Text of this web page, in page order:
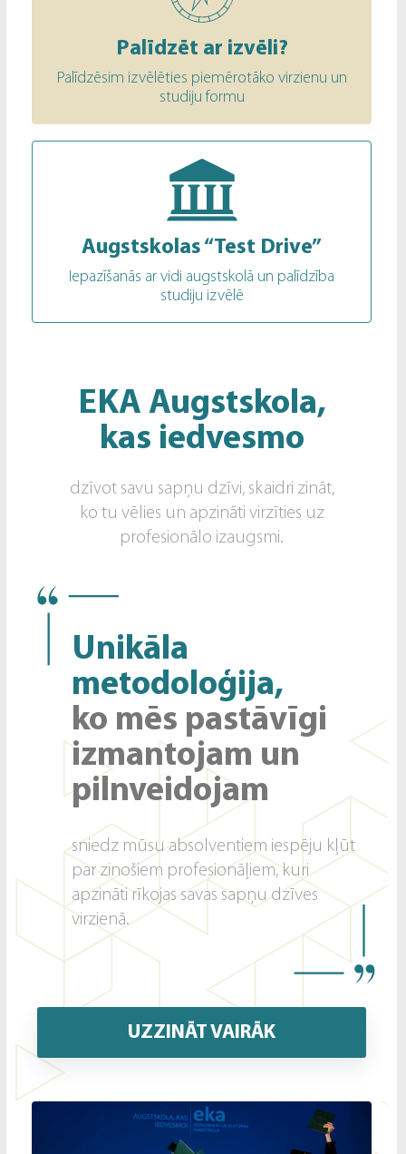
Palīdzēt ar izvēli?
Palīdzēsim izvēlēties piemērotāko virzienu un
studiju formu
Augstskolas “Test Drive”
Iepazīšanās ar vidi augstskolā un palīdzība
studiju izvēlē
EKA Augstskola,
kas iedvesmo
dzīvot savu sapņu dzīvi, skaidri zināt,
ko tu vēlies un apzināti virzīties uz
profesionālo izaugsmi.
Unikāla
metodoloģija,
ko mēs pastāvīgi
izmantojam un
pilnveidojam
sniedz mūsu absolventiem iespēju kļūt
par zinošiem profesionāļiem, kuri
apzināti rīkojas savas sapņu dzīves
virzienā.
UZZINĀT VAIRĀK